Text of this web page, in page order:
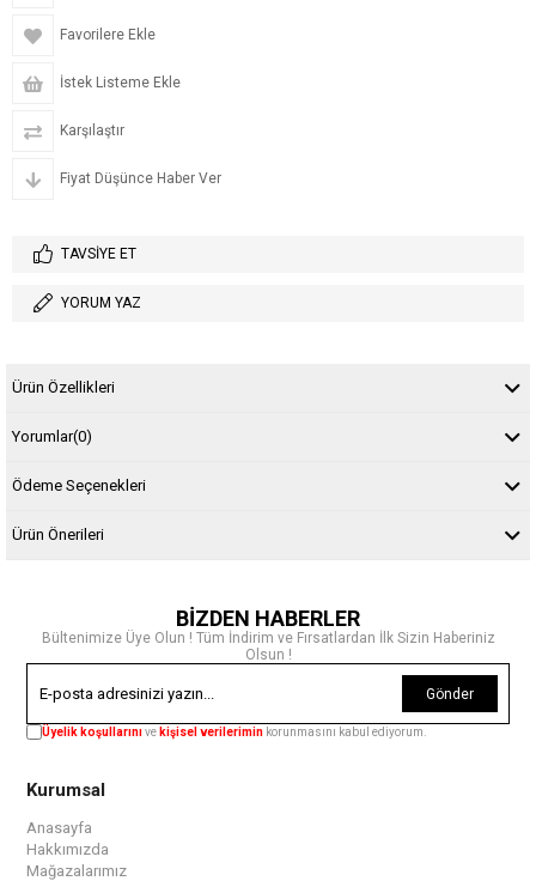
Favorilere Ekle
İstek Listeme Ekle
Karşılaştır
Fiyat Düşünce Haber Ver
TAVSIYE ET
YORUM YAZ
Ürün Özellikleri
Yorumlar(0)
Ödeme Seçenekleri
Ürün Önerileri
BİZDEN HABERLER
Bültenimize Üye Olun ! Tüm İndirim ve Fırsatlardan İlk Sizin Haberiniz
Olsun !
Gönder
Üyelik koşullarınıve kişisel verilerimin korunmasını kabul ediyorum.
Kurumsal
Anasayfa
Hakkımızda
Mağazalarımız